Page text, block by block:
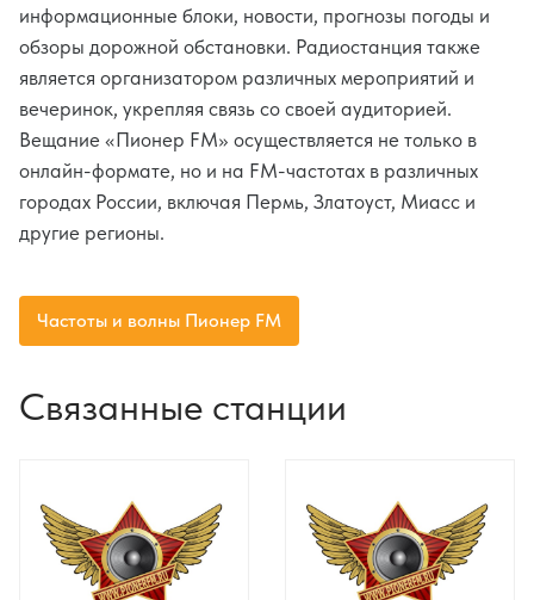
информационные блоки, новости, прогнозы погоды и
обзоры дорожной обстановки. Радиостанция также
является организатором различных мероприятий и
вечеринок, укрепляя связь со своей аудиторией.
Вещание «Пионер FM» осуществляется не только в
онлайн-формате, но и на FM-частотах в различных
городах России, включая Пермь, Златоуст, Миасс и
другие регионы.
Частоты и волны Пионер FM
Связанные станции